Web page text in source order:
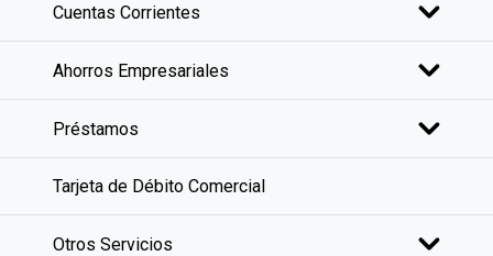
Cuentas Corrientes
Ahorros Empresariales
Préstamos
Tarjeta de Débito Comercial
Otros Servicios